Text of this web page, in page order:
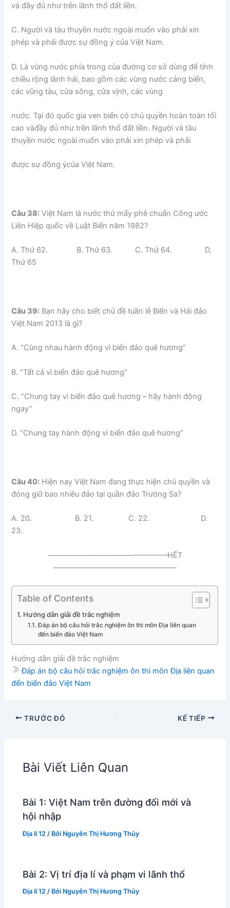
và đầy đủ như trên lãnh thổ đất liền.
C. Người và tàu thuyền nước ngoài muốn vào phải xin
phép và phải được sự đồng ý của Việt Nam.
D. Là vùng nước phía trong của đường cơ sở dùng để tính
chiều rộng lãnh hải, bao gồm các vùng nước cảng biển,
các vũng tàu, cửa sông, cửa vịnh, các vùng
nước. Tại đó quốc gia ven biển có chủ quyền hoàn toàn tối
cao vàđầy đủ như trên lãnh thổ đất liền. Người và tàu
thuyền nước ngoài muốn vào phải xin phép và phải
được sự đồng ýcủa Việt Nam.
Câu 38: Việt Nam là nước thứ mấy phê chuẩn Công ước
Liên Hiệp quốc về Luật Biển năm 1982?
A. Thứ 62. B. Thứ 63. C. Thứ 64. D,
Thứ 65
Câu 39: Bạn hãy cho biết chủ đề tuần lễ Biển và Hải đảo
Việt Nam 2013 là gì?
A. “Cùng nhau hành động vì biển đảo quê hương”
B. “Tất cả vì biển đảo quê hương”
C. “Chung tay vì biển đảo quê hương – hãy hành động
ngay”
D. “Chung tay hành động vì biển đảo quê hương”
Câu 40: Hiện nay Việt Nam đang thực hiện chủ quyền và
đóng giữ bao nhiêu đảo tại quần đảo Trường Sa?
A. 20. B. 21. C. 22. D.
23.
———————————————–HẾT
————————————————
Table of Contents
Hướng dẫn giải đề trắc nghiệm
Đáp án bộ câu hỏi trắc nghiệm ôn thi môn Địa liên quan
đến biển đảo Việt Nam
Hướng dẫn giải đề trắc nghiệm
Đáp án bộ câu hỏi trắc nghiệm ôn thi môn Địa liên quan
đến biển đảo Việt Nam
TRƯỚC ĐÓ KẾ TIẾP
Bài Viết Liên Quan
Bài 1: Việt Nam trên đường đổi mới và
hội nhập
Địa lí 12 / Bởi Nguyễn Thị Hương Thủy
Bài 2: Vị trí địa lí và phạm vi lãnh thổ
Địa lí 12 / Bởi Nguyễn Thị Hương Thủy